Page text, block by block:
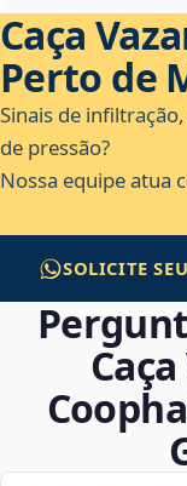
Caça
Perto de
Sinais de
de pressão?
Nossa equipe atua
SOLICITE